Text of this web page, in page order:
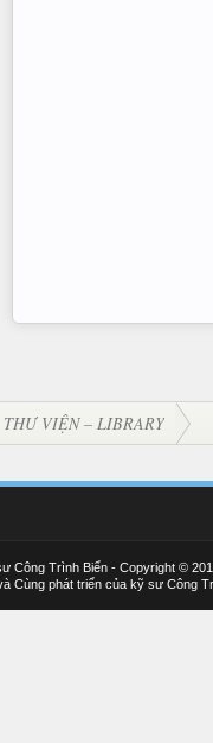
THƯ VIỆN – LIBRARY
Công Trình Biển - Copyright ©
Cùng phát triển của kỹ sư Công